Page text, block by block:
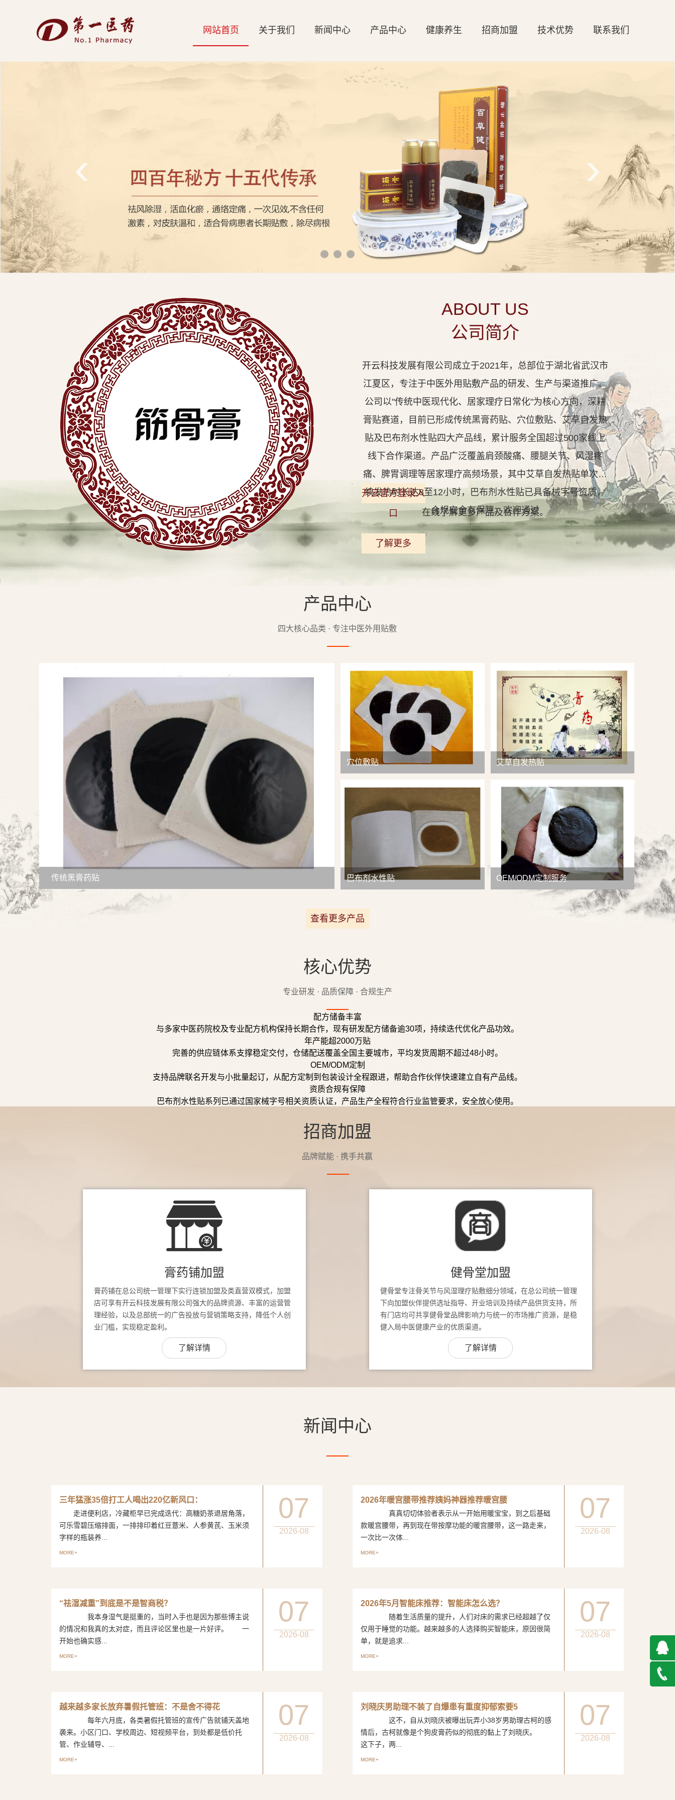
网
科
技
发
展
有
业
牌
网站首页 关于我们 新闻中心 产品中心 健康养生 招商加盟 技术优势 联系我们
‹ ›
ABOUT US
公司简介
开云科技发展有限公司成立于2021年，总部位于湖北省武汉市
江夏区，专注于中医外用贴敷产品的研发、生产与渠道推广。
公司以"传统中医现代化、居家理疗日常化"为核心方向，深耕
膏贴赛道，目前已形成传统黑膏药贴、穴位敷贴、艾草自发热
贴及巴布剂水性贴四大产品线，累计服务全国超过500家线上
线下合作渠道。产品广泛覆盖肩颈酸痛、腰腿关节、风湿疼
痛、脾胃调理等居家理疗高频场景，其中艾草自发热贴单次持
续发热时长达8至12小时，巴布剂水性贴已具备械字号资质，
合规安全有保障。欢迎通过
开云官方登录入
口
在线了解更多产品及合作方案。
了解更多
产品中心
四大核心品类 · 专注中医外用贴敷
传统黑膏药贴
查看详情
穴位敷贴 艾草自发热贴
巴布剂水性贴
查看详情
OEM/ODM定制服务
查看详情
查看更多产品
核心优势
专业研发 · 品质保障 · 合规生产
配方储备丰富
与多家中医药院校及专业配方机构保持长期合作，现有研发配方储备逾30项，持续迭代优化产品功效。
年产能超2000万贴
完善的供应链体系支撑稳定交付，仓储配送覆盖全国主要城市，平均发货周期不超过48小时。
OEM/ODM定制
支持品牌联名开发与小批量起订，从配方定制到包装设计全程跟进，帮助合作伙伴快速建立自有产品线。
资质合规有保障
巴布剂水性贴系列已通过国家械字号相关资质认证，产品生产全程符合行业监管要求，安全放心使用。
招商加盟
品牌赋能 · 携手共赢
膏药铺加盟
膏药铺在总公司统一管理下实行连锁加盟及类直营双模式，加盟
店可享有开云科技发展有限公司强大的品牌资源、丰富的运营管
理经验，以及总部统一的广告投放与营销策略支持，降低个人创
业门槛，实现稳定盈利。
了解详情
健骨堂加盟
健骨堂专注骨关节与风湿理疗贴敷细分领域，在总公司统一管理
下向加盟伙伴提供选址指导、开业培训及持续产品供货支持，所
有门店均可共享健骨堂品牌影响力与统一的市场推广资源，是稳
健入局中医健康产业的优质渠道。
了解详情
新闻中心
三年猛涨35倍打工人喝出220亿新风口：
走进便利店，冷藏柜早已完成迭代：高糖奶茶退居角落，
可乐雪碧压缩排面，一排排印着红豆薏米、人参黄芪、玉米须
字样的瓶装养...
MORE+
07
2026-08
2026年暖宫腰带推荐姨妈神器推荐暖宫腰
真真切切体验者表示从一开始用暖宝宝，到之后基础
款暖宫腰带，再到现在带按摩功能的暖宫腰带，这一路走来，
一次比一次体...
MORE+
07
2026-08
“祛湿减重”到底是不是智商税？
我本身湿气是挺重的，当时入手也是因为那些博主说
的情况和我真的太对症，而且评论区里也是一片好评。 一
开始也确实感...
MORE+
07
2026-08
2026年5月智能床推荐：智能床怎么选？
随着生活质量的提升，人们对床的需求已经超越了仅
仅用于睡觉的功能。越来越多的人选择购买智能床，原因很简
单，就是追求...
MORE+
07
2026-08
越来越多家长放弃暑假托管班：不是舍不得花
每年六月底，各类暑假托管班的宣传广告就铺天盖地
袭来。小区门口、学校周边、短视频平台，到处都是低价托
管、作业辅导、...
MORE+
07
2026-08
刘晓庆男助理不装了自爆患有重度抑郁索要5
这不，自从刘晓庆被曝出玩弄小38岁男助理古柯的感
情后，古柯就像是个狗皮膏药似的彻底的黏上了刘晓庆。
这下子，两...
MORE+
07
2026-08
QQ在